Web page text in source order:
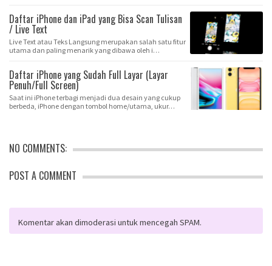
Daftar iPhone dan iPad yang Bisa Scan Tulisan
/ Live Text
Live Text atau Teks Langsung merupakan salah satu fitur
utama dan paling menarik yang dibawa oleh i…
Daftar iPhone yang Sudah Full Layar (Layar
Penuh/Full Screen)
Saat ini iPhone terbagi menjadi dua desain yang cukup
berbeda, iPhone dengan tombol home/utama, ukur…
NO COMMENTS:
POST A COMMENT
Komentar akan dimoderasi untuk mencegah SPAM.